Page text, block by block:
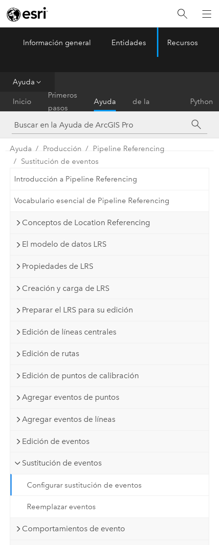
ArcGIS Pro Menu
Información general Entidades Recursos
Ayuda
Inicio
Primeros
pasos
Ayuda
de la
herramienta
Python
Ayuda Producción
Pipeline Referencing
Sustitución de eventos
Introducción a Pipeline Referencing
Vocabulario esencial de Pipeline Referencing
Conceptos de Location Referencing
El modelo de datos LRS
Propiedades de LRS
Creación y carga de LRS
Preparar el LRS para su edición
Edición de líneas centrales
Edición de rutas
Edición de puntos de calibración
Agregar eventos de puntos
Agregar eventos de líneas
Edición de eventos
Sustitución de eventos
Configurar sustitución de eventos
Reemplazar eventos
Comportamientos de evento